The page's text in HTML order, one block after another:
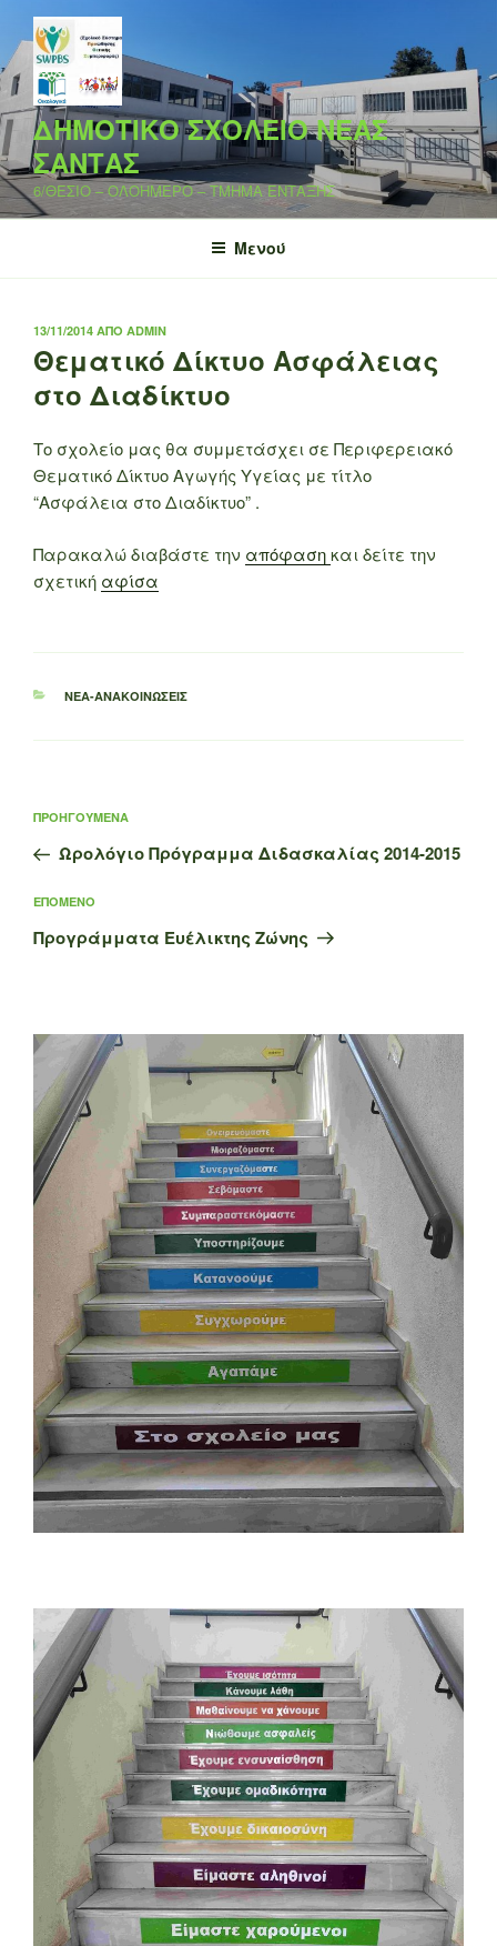
Μετάβαση
στο
περιεχόμενο
ΔΗΜΟΤΙΚΟ ΣΧΟΛΕΙΟ ΝΕΑΣ
ΣΑΝΤΑΣ
6/ΘΕΣΙΟ – ΟΛΟΗΜΕΡΟ – ΤΜΗΜΑ ΕΝΤΑΞΗΣ
Μενού
ΔΗΜΟΣΙΕΎΤΗΚΕ
ΣΤΙΣ
13/11/2014 ΑΠΌ ADMIN
Θεματικό Δίκτυο Ασφάλειας
στο Διαδίκτυο
Το σχολείο μας θα συμμετάσχει σε Περιφερειακό
Θεματικό Δίκτυο Αγωγής Υγείας με τίτλο
“Ασφάλεια στο Διαδίκτυο” .
Παρακαλώ διαβάστε την απόφασηκαι δείτε την
σχετική αφίσα
ΚΑΤΗΓΟΡΊΕΣ
ΝΈΑ-ΑΝΑΚΟΙΝΏΣΕΙΣ
άρθρων
Προηγούμενο
άρθρο
ΠΡΟΗΓΟΎΜΕΝΑ
Ωρολόγιο Πρόγραμμα Διδασκαλίας 2014-2015
Επόμενο
άρθρο
ΕΠΌΜΕΝΟ
Προγράμματα Ευέλικτης Ζώνης